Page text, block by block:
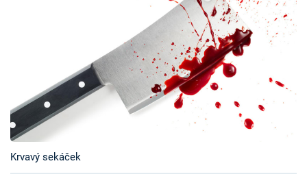
TV Program
Časopis
Sledujte prima+
Krvavý sekáček